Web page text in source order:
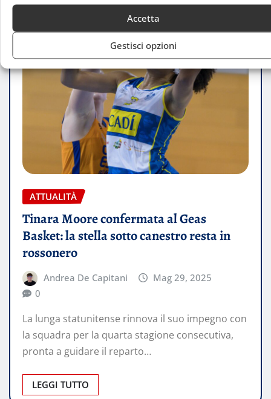
Accetta
Gestisci opzioni
ATTUALITÀ
Tinara Moore confermata al Geas
Basket: la stella sotto canestro resta in
rossonero
Andrea De Capitani
Mag 29, 2025
0
La lunga statunitense rinnova il suo impegno con
la squadra per la quarta stagione consecutiva,
pronta a guidare il reparto…
LEGGI TUTTO